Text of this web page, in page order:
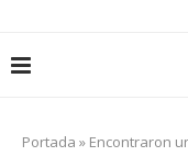
Portada » Encontraron